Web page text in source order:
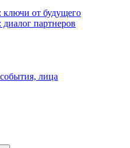
ключи от будущего
диалог партнеров
лица